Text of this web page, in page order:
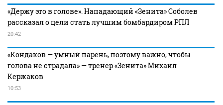
«Держу это в голове». Нападающий «Зенита» Соболев
рассказал о цели стать лучшим бомбардиром РПЛ
20:42
«Кондаков — умный парень, поэтому важно, чтобы
голова не страдала» — тренер «Зенита» Михаил
Кержаков
10:53